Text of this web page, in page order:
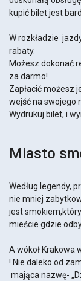
kupić bilet jest
W rozkładzie
rabaty.
Możesz dokonać
za darmo!
Zapłacić możesz
wejść na swojego
Wydrukuj bilet, i
Miasto
Według legendy,
nie mniej
jest
mieście gdzie
A wókoł Krakowa
! Nie daleko od
mająca nazwę-